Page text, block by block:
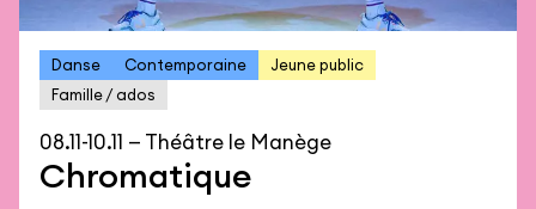
Danse Contemporaine
Jeune public
Famille / ados
08.11-10.11 — Théâtre le Manège
Chromatique